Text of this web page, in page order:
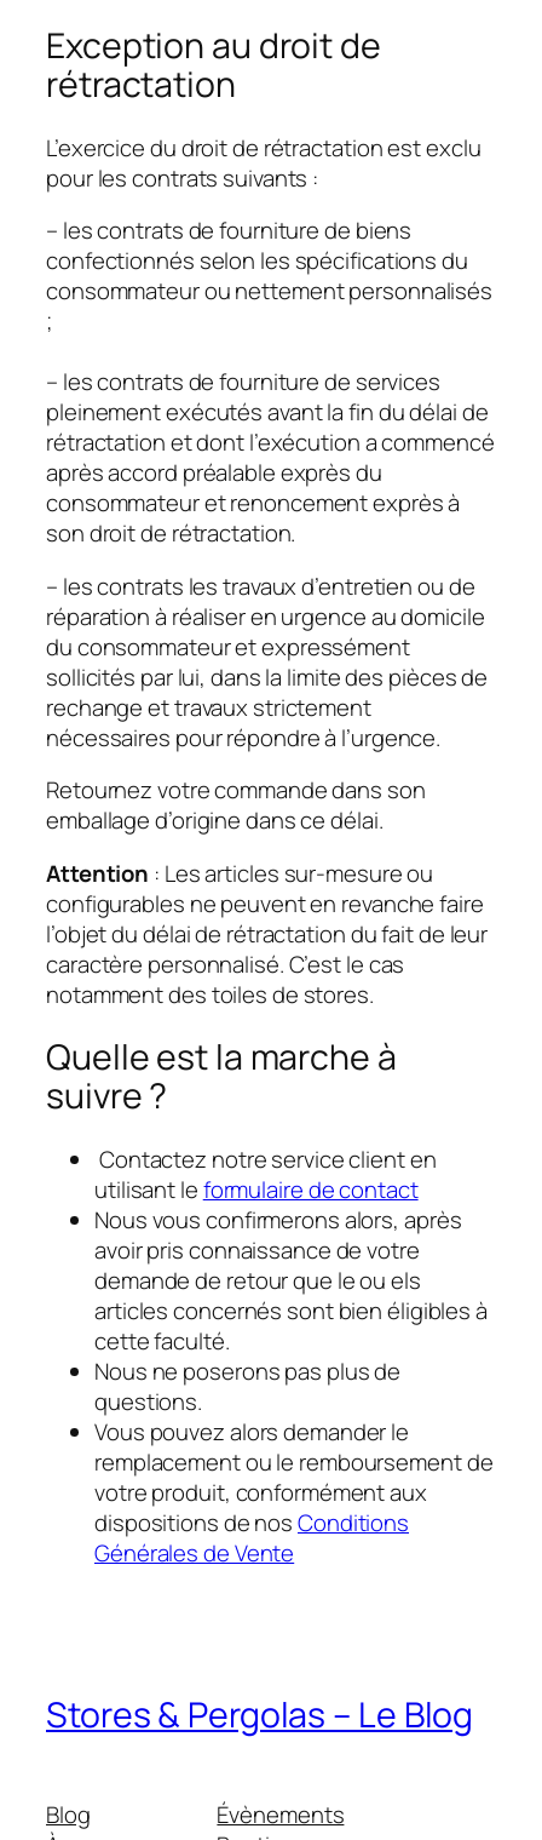
Exception au droit de
rétractation
L’exercice du droit de rétractation est exclu
pour les contrats suivants :
– les contrats de fourniture de biens
confectionnés selon les spécifications du
consommateur ou nettement personnalisés
;
– les contrats de fourniture de services
pleinement exécutés avant la fin du délai de
rétractation et dont l’exécution a commencé
après accord préalable exprès du
consommateur et renoncement exprès à
son droit de rétractation.
– les contrats les travaux d’entretien ou de
réparation à réaliser en urgence au domicile
du consommateur et expressément
sollicités par lui, dans la limite des pièces de
rechange et travaux strictement
nécessaires pour répondre à l’urgence.
Retournez votre commande dans son
emballage d’origine dans ce délai.
Attention : Les articles sur-mesure ou
configurables ne peuvent en revanche faire
l’objet du délai de rétractation du fait de leur
caractère personnalisé. C’est le cas
notamment des toiles de stores.
Quelle est la marche à
suivre ?
Contactez notre service client en
utilisant leformulaire de contact
Nous vous confirmerons alors, après
avoir pris connaissance de votre
demande de retour que le ou els
articles concernés sont bien éligibles à
cette faculté.
Nous ne poserons pas plus de
questions.
Vous pouvez alors demander le
remplacement ou le remboursement de
votre produit, conformément aux
dispositions de nosConditions
Générales de Vente
Stores & Pergolas – Le Blog
Blog
Évènements